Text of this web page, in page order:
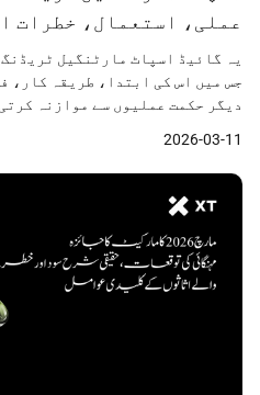
طریقہ
یہ گائیڈ اسپاٹ مارٹنگیل
جس میں اس کی ابتدا، طریقہ کار،
سرمایہ کاری کے اہداف کے لیے
2026-03-11